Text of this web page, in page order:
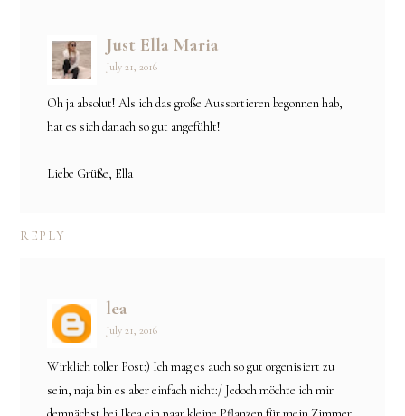
Just Ella Maria
July 21, 2016
Oh ja absolut! Als ich das große Aussortieren begonnen hab,
hat es sich danach so gut angefühlt!
Liebe Grüße, Ella
REPLY
lea
July 21, 2016
Wirklich toller Post:) Ich mag es auch so gut orgenisiert zu
sein, naja bin es aber einfach nicht:/ Jedoch möchte ich mir